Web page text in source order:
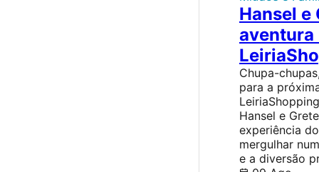
Hansel e
aventura
Chupa-
para a
Hansel e
experiência
mergulhar
e a diversão